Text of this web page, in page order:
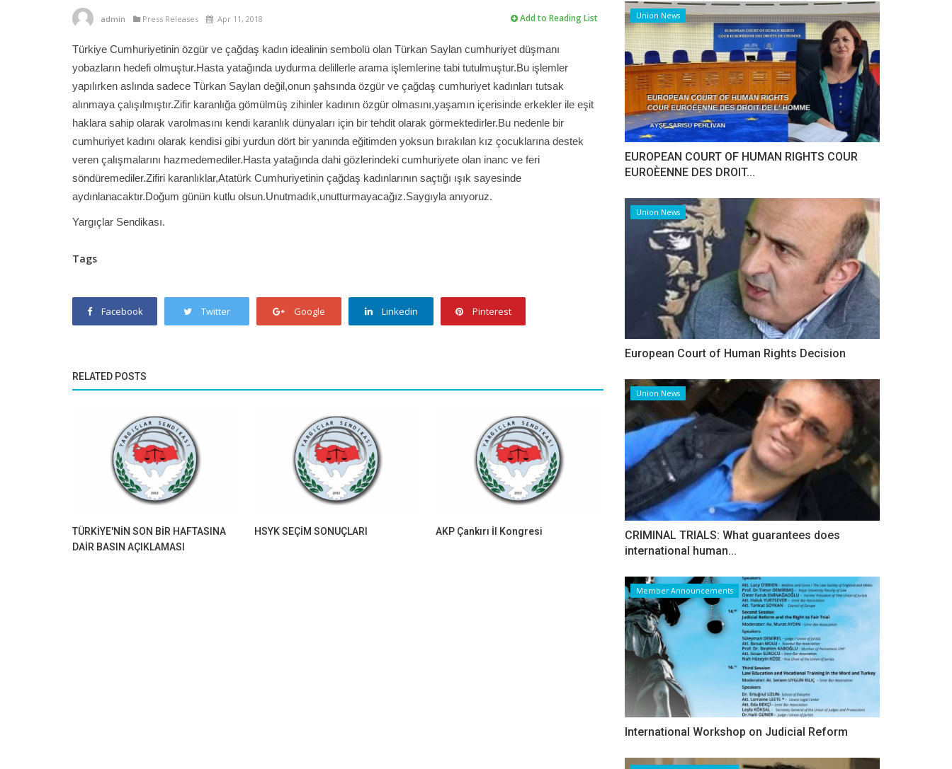
admin Press Releases Apr 11, 2018 Add to Reading List
Türkiye Cumhuriyetinin özgür ve çağdaş kadın idealinin sembolü olan Türkan Saylan cumhuriyet düşmanı
yobazların hedefi olmuştur.Hasta yatağında uydurma delillerle arama işlemlerine tabi tutulmuştur.Bu işlemler
yapılırken aslında sadece Türkan Saylan değil,onun şahsında özgür ve çağdaş cumhuriyet kadınları tutsak
alınmaya çalışılmıştır.Zifir karanlığa gömülmüş zihinler kadının özgür olmasını,yaşamın içerisinde erkekler ile eşit
haklara sahip olarak varolmasını kendi karanlık dünyaları için bir tehdit olarak görmektedirler.Bu nedenle bir
cumhuriyet kadını olarak kendisi gibi yurdun dört bir yanında eğitimden yoksun bırakılan kız çocuklarına destek
veren çalışmalarını hazmedemediler.Hasta yatağında dahi gözlerindeki cumhuriyete olan inanc ve feri
söndüremediler.Zifiri karanlıklar,Atatürk Cumhuriyetinin çağdaş kadınlarının saçtığı ışık sayesinde
aydınlanacaktır.Doğum günün kutlu olsun.Unutmadık,unutturmayacağız.Saygıyla anıyoruz.
Yargıçlar Sendikası.
Tags
Facebook Twitter Google Linkedin Pinterest
RELATED POSTS
TÜRKİYE'NİN SON BİR HAFTASINA
DAİR BASIN AÇIKLAMASI
HSYK SEÇİM SONUÇLARI AKP Çankırı İl Kongresi
Union News
EUROPEAN COURT OF HUMAN RIGHTS COUR
EUROÈENNE DES DROIT...
Union News
European Court of Human Rights Decision
Union News
CRIMINAL TRIALS: What guarantees does
international human...
Member Announcements
International Workshop on Judicial Reform